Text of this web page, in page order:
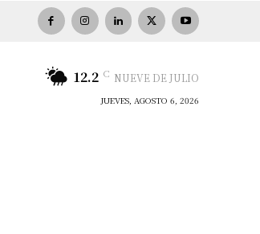
12.2 C NUEVE DE JULIO
JUEVES, AGOSTO 6, 2026